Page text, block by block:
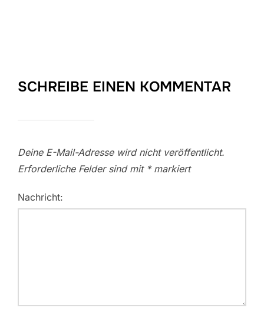
SCHREIBE EINEN KOMMENTAR
Deine E-Mail-Adresse wird nicht veröffentlicht.
Erforderliche Felder sind mit *markiert
Nachricht: